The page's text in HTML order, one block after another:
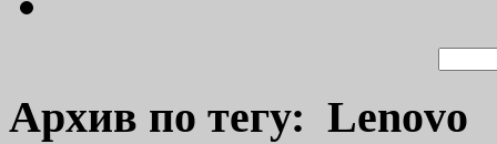
Архив по тегу: Lenovo